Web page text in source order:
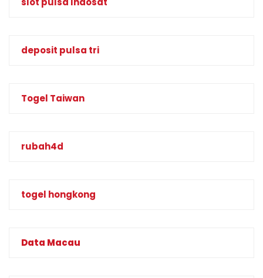
deposit pulsa tri
Togel Taiwan
rubah4d
togel hongkong
Data Macau